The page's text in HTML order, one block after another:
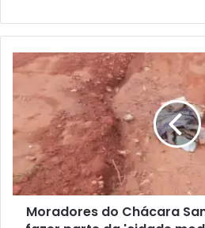
Moradores do Chácara